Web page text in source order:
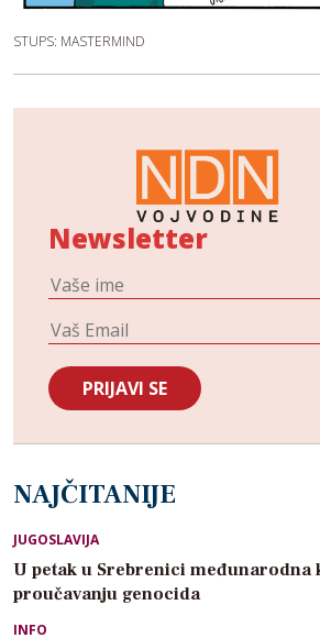
STUPS: MASTERMIND
Newsletter
NAJČITANIJE
JUGOSLAVIJA
U petak u Srebrenici međunarodna
proučavanju genocida
INFO